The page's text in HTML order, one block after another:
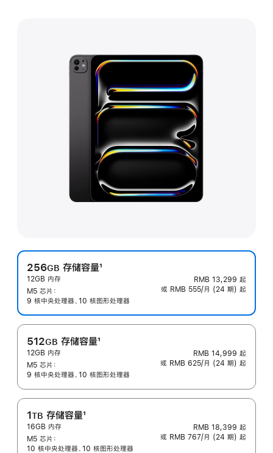
256GB 存储容量
脚
注
1
12GB 内存
M5 芯片：
9 核中央处理器、10 核图形处理器
RMB 13,299 起
或 RMB 555/月 (24 期) 起
512GB 存储容量
脚
注
1
12GB 内存
M5 芯片：
9 核中央处理器、10 核图形处理器
RMB 14,999 起
或 RMB 625/月 (24 期) 起
1TB 存储容量
脚
注
1
16GB 内存
M5 芯片：
10 核中央处理器、10 核图形处理器
RMB 18,399 起
或 RMB 767/月 (24 期) 起